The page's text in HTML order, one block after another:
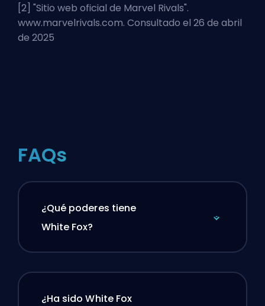
[2] "Sitio web oficial de Marvel Rivals".
www.marvelrivals.com. Consultado el 26 de abril
de 2025
FAQs
¿Qué poderes tiene
White Fox?
¿Ha sido White Fox